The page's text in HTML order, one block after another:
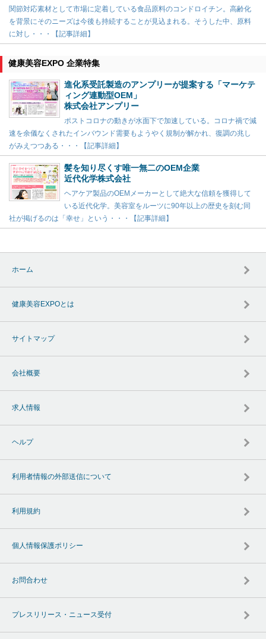
関節対応素材として市場に定着している食品原料のコンドロイチン。高齢化
を背景にそのニーズは今後も持続することが見込まれる。そうした中、原料
に対し・・・【記事詳細】
健康美容EXPO 企業特集
進化系受託製造のアンプリーが提案する「マーケテ
ィング連動型OEM」
株式会社アンプリー
ポストコロナの動きが水面下で加速している。コロナ禍で減
速を余儀なくされたインバウンド需要もようやく規制が解かれ、復調の兆し
がみえつつある・・・【記事詳細】
髪を知り尽くす唯一無二のOEM企業
近代化学株式会社
ヘアケア製品のOEMメーカーとして絶大な信頼を獲得して
いる近代化学。美容室をルーツに90年以上の歴史を刻む同
社が掲げるのは「幸せ」という・・・【記事詳細】
ホーム
健康美容EXPOとは
サイトマップ
会社概要
求人情報
ヘルプ
利用者情報の外部送信について
利用規約
個人情報保護ポリシー
お問合わせ
プレスリリース・ニュース受付